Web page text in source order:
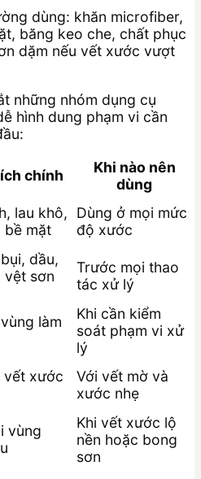
dùng: khăn microfiber,
băng keo che, chất phục
dặm nếu vết xước vượt
những nhóm dụng cụ
hình dung phạm vi cần
chính
Khi nào nên
dùng
lau khô,
bề mặt
Dùng ở mọi mức
độ xước
dầu,
vệt sơn
Trước mọi thao
tác xử lý
làm
Khi cần kiểm
soát phạm vi xử
lý
vết xước
Với vết mờ và
xước nhẹ
vùng
Khi vết xước lộ
nền hoặc bong
sơn